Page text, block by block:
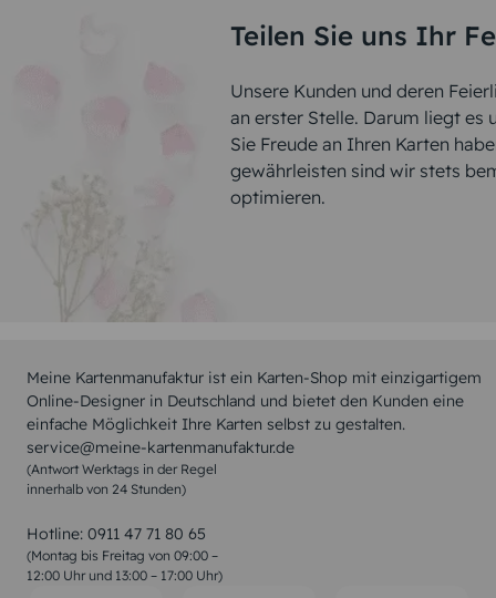
Teilen Sie uns Ihr
Unsere Kunden und deren
an erster Stelle. Darum liegt es
Sie Freude an Ihren Karten
gewährleisten sind wir stets
optimieren.
Meine Kartenmanufaktur ist ein Karten-Shop mit einzigartigem
Online-Designer in Deutschland und bietet den Kunden eine
einfache Möglichkeit Ihre Karten selbst zu gestalten.
service@meine-kartenmanufaktur.de
(Antwort Werktags in der Regel
innerhalb von 24 Stunden)
Hotline: 0911 47 71 80 65
(Montag bis Freitag von 09:00 –
12:00 Uhr und 13:00 – 17:00 Uhr)